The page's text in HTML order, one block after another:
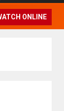
ONLINE